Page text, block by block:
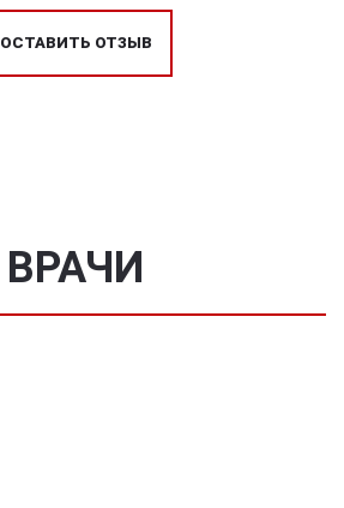
ОСТАВИТЬ ОТЗЫВ
ВРАЧИ